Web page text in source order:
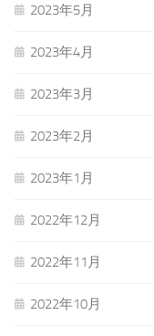
2023年5月
2023年4月
2023年3月
2023年2月
2023年1月
2022年12月
2022年11月
2022年10月